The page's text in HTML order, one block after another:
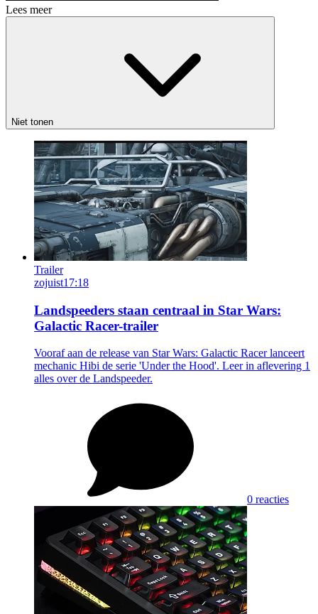
Lees meer
Niet tonen
Trailer
zojuist17:18
Landspeeders staan centraal in Star Wars:
Galactic Racer-trailer
Vooraf aan de release van Star Wars: Galactic Racer lanceert
mechanic Hibi de serie 'Under the Hood'. Leer in aflevering 1
alles over de Landspeeder.
0 reacties